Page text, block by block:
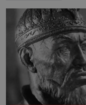
mezi vůdce
skutečně jistou